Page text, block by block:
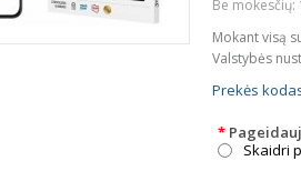
Be mokesčių:
Mokant visą
Valstybės
Prekės
*
Skaidri